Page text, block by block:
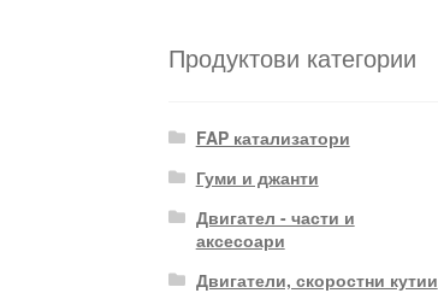
Продуктови категории
FAP катализатори
Гуми и джанти
Двигател - части и
аксесоари
Двигатели, скоростни кутии